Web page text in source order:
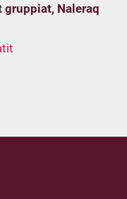
Naleraq